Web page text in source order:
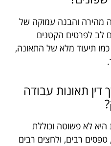
מהירה והבנה עמוקה של
לב לפרטים הקטנים
תיעוד מלא של התאונה,
תאונות עבודה
היא לא פשוטה וכוללת
רבים, ולחצים רבים